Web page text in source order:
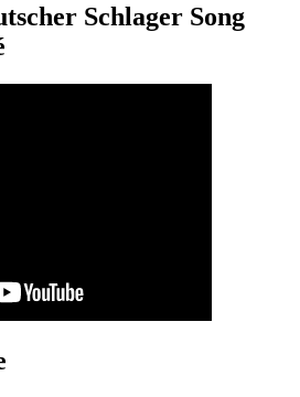
Schlager Song